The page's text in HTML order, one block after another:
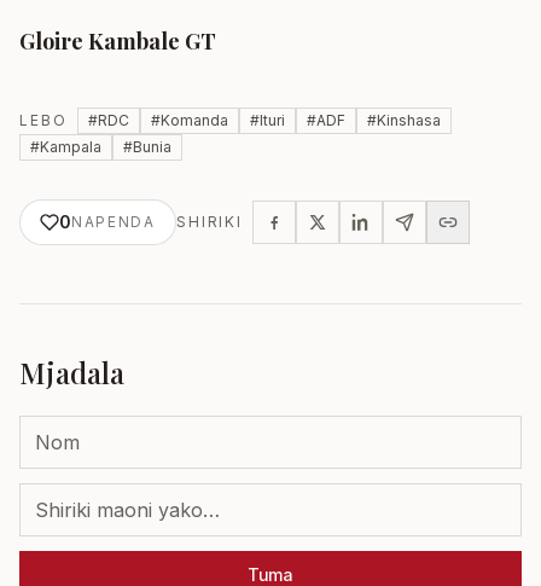
Gloire Kambale GT
LEBO #RDC #Komanda #Ituri #ADF #Kinshasa
#Kampala #Bunia
0NAPENDA SHIRIKI
Mjadala
Tuma